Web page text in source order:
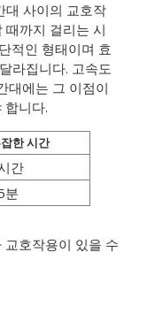
대 사이의 교호작
때까지 걸리는 시
적인 형태이며 효
라집니다. 고속도
대에는 그 이점이
합니다.
한 시간
간
분
호작용이 있을 수